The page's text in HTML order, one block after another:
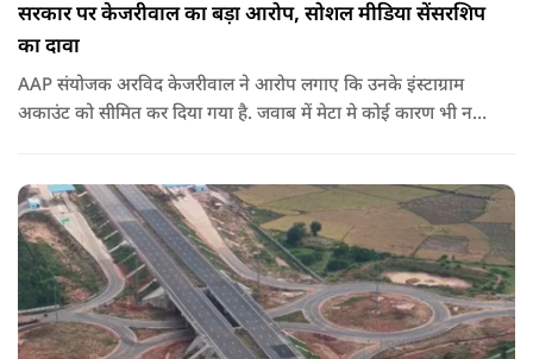
सरकार पर केजरीवाल का बड़ा आरोप, सोशल मीडिया सेंसरशिप
का दावा
AAP संयोजक अरविद केजरीवाल ने आरोप लगाए कि उनके इंस्टाग्राम
अकाउंट को सीमित कर दिया गया है. जवाब में मेटा मे कोई कारण भी नहीं